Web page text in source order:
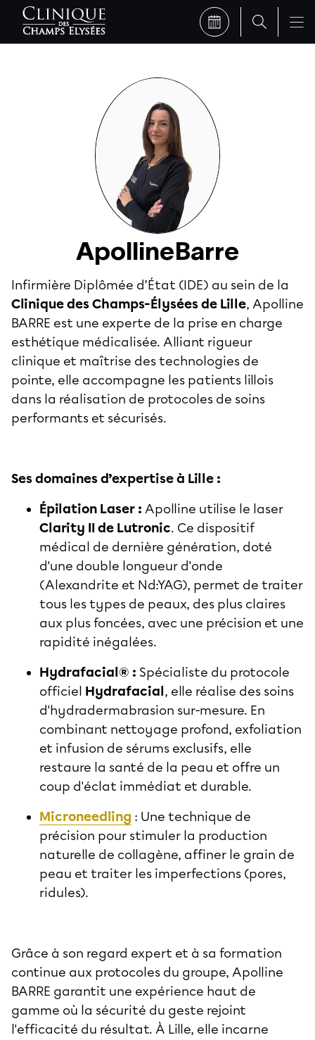
ApollineBarre
Infirmière Diplômée d’État (IDE) au sein de la
Clinique des Champs-Élysées de Lille, Apolline
BARRE est une experte de la prise en charge
esthétique médicalisée. Alliant rigueur
clinique et maîtrise des technologies de
pointe, elle accompagne les patients lillois
dans la réalisation de protocoles de soins
performants et sécurisés.
Ses domaines d’expertise à Lille :
Épilation Laser : Apolline utilise le laser
Clarity II de Lutronic. Ce dispositif
médical de dernière génération, doté
d'une double longueur d'onde
(Alexandrite et Nd:YAG), permet de traiter
tous les types de peaux, des plus claires
aux plus foncées, avec une précision et une
rapidité inégalées.
Hydrafacial® : Spécialiste du protocole
officiel Hydrafacial , elle réalise des soins
d'hydradermabrasion sur-mesure. En
combinant nettoyage profond, exfoliation
et infusion de sérums exclusifs, elle
restaure la santé de la peau et offre un
coup d'éclat immédiat et durable.
Microneedling : Une technique de
précision pour stimuler la production
naturelle de collagène, affiner le grain de
peau et traiter les imperfections (pores,
ridules).
Grâce à son regard expert et à sa formation
continue aux protocoles du groupe, Apolline
BARRE garantit une expérience haut de
gamme où la sécurité du geste rejoint
l'efficacité du résultat. À Lille, elle incarne